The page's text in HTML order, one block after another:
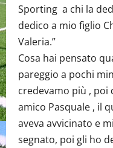
Sporting a chi la
dedico a mio figlio
Valeria.”
Cosa hai pensato
pareggio a pochi
credevamo più , poi
amico Pasquale , il
aveva avvicinato e
segnato, poi gli ho